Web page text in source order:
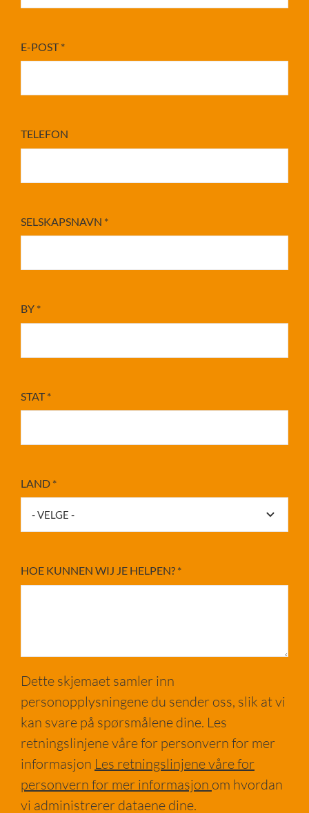
E-POST*
TELEFON
SELSKAPSNAVN *
BY *
STAT*
LAND *
HOE KUNNEN WIJ JE HELPEN? *
Dette skjemaet samler inn
personopplysningene du sender oss, slik at vi
kan svare på spørsmålene dine. Les
retningslinjene våre for personvern for mer
informasjon Les retningslinjene våre for
personvern for mer informasjon om hvordan
vi administrerer dataene dine.